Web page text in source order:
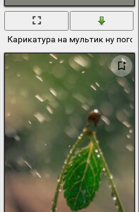
погоду
Карикатура на мультик ну